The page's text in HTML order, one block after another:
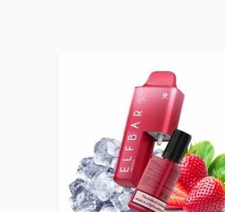
Elf Bar AF5000
Integrierter 650 mAh
Geschmack
Kühle, Wassermelone
QUAQ Mesh